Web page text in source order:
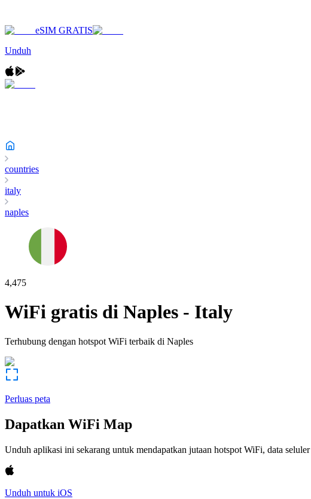
eSIM GRATIS
Unduh
countries
italy
naples
4,475
WiFi gratis di Naples - Italy
Terhubung dengan hotspot WiFi terbaik di Naples
Perluas peta
Dapatkan WiFi Map
Unduh aplikasi ini sekarang untuk mendapatkan jutaan hotspot WiFi, data
Unduh untuk iOS